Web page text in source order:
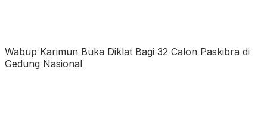
Wabup Karimun Buka Diklat Bagi 32 Calon Paskibra di
Gedung Nasional